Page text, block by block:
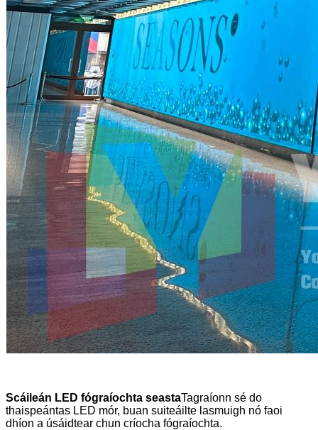
Scáileán LED fógraíochta seastaTagraíonn sé do
thaispeántas LED mór, buan suiteáilte lasmuigh nó faoi
dhíon a úsáidtear chun críocha fógraíochta.